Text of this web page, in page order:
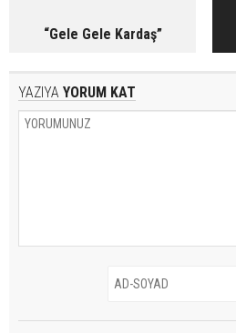
“Gele Gele Kardaş”
YAZIYA YORUM KAT